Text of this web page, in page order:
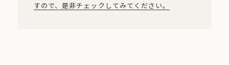
すので、是非チェックしてみてください。